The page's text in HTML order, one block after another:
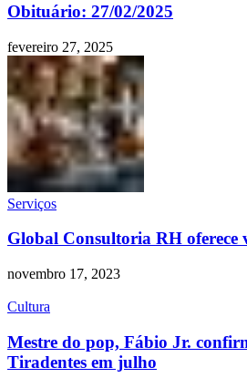
Obituário: 27/02/2025
fevereiro 27, 2025
Serviços
Global Consultoria RH oferece
novembro 17, 2023
Cultura
Mestre do pop, Fábio Jr.
Tiradentes em julho